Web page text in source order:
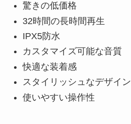
驚きの低価格
32時間の長時間再生
IPX5防水
カスタマイズ可能な音質
快適な装着感
スタイリッシュなデザイン
使いやすい操作性